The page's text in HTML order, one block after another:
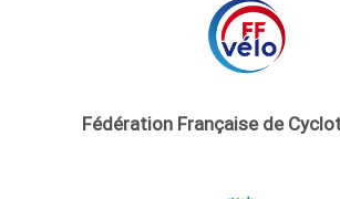
Fédération Française de